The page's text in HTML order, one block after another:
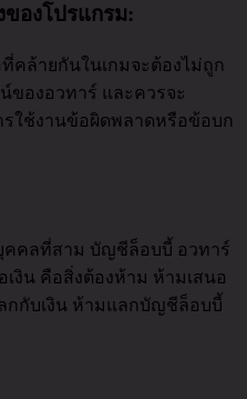
องโปรแกรม:
ล้ายกันในเกมจะต้องไม่ถูก
ของอวทาร์ และควรจะ
ใช้งานข้อผิดพลาดหรือข้อบก
คคลที่สาม บัญชีล็อบบี้ อวทาร์
งิน คือสิ่งต้องห้าม ห้ามเสนอ
กกับเงิน ห้ามแลกบัญชีล็อบบี้